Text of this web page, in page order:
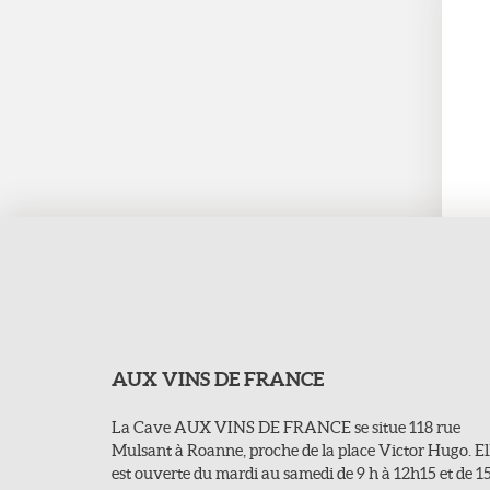
AUX VINS DE FRANCE
La Cave AUX VINS DE FRANCE se situe 118 rue
Mulsant à Roanne, proche de la place Victor Hugo.
est ouverte du mardi au samedi de 9 h à 12h15 et de